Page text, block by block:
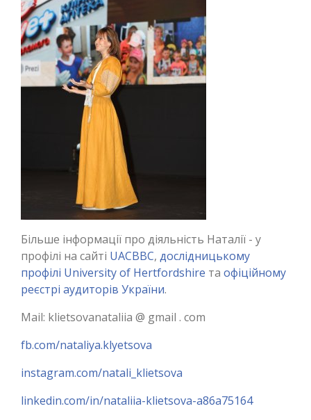
Більше інформації про діяльність Наталії - у
профілі на сайті UACBBC, дослідницькому
профілі University of Hertfordshire та офіційному
реєстрі аудиторів України.
Mail: klietsovanataliia @ gmail . com
fb.com/nataliya.klyetsova
instagram.com/natali_klietsova
linkedin.com/in/nataliia-klietsova-a86a75164